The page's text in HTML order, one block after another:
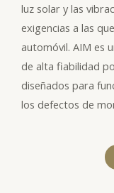
luz solar y las
exigencias a las
automóvil. AIM es
de alta fiabilidad
diseñados para
los defectos de